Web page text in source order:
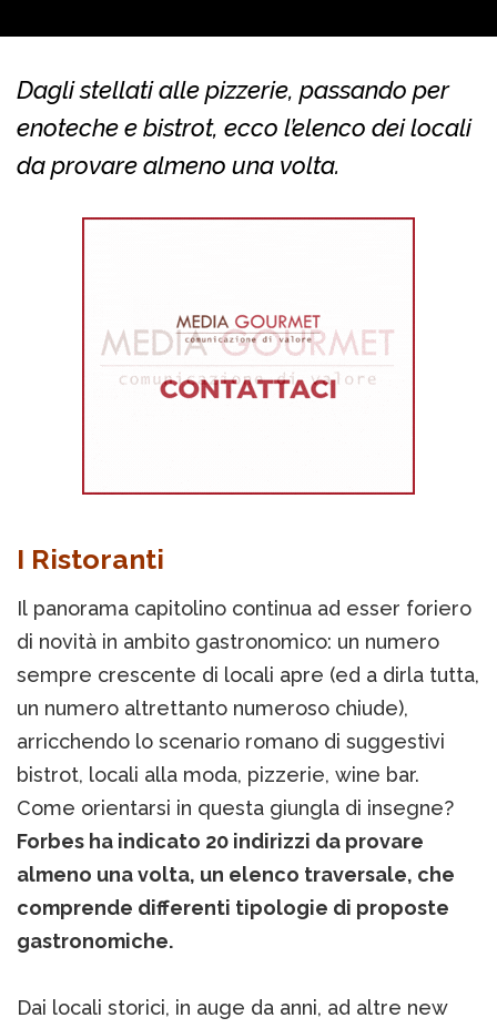
Dagli stellati alle pizzerie, passando per
enoteche e bistrot, ecco l’elenco dei locali
da provare almeno una volta.
I Ristoranti
Il panorama capitolino continua ad esser foriero
di novità in ambito gastronomico: un numero
sempre crescente di locali apre (ed a dirla tutta,
un numero altrettanto numeroso chiude),
arricchendo lo scenario romano di suggestivi
bistrot, locali alla moda, pizzerie, wine bar.
Come orientarsi in questa giungla di insegne?
Forbes ha indicato 20 indirizzi da provare
almeno una volta, un elenco traversale, che
comprende differenti tipologie di proposte
gastronomiche.
Dai locali storici, in auge da anni, ad altre new